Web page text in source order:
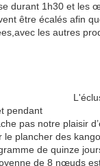
durant 1h30 et les
être écalés afin
les autres
d'accès
pendant
pas notre plaisir
le plancher des
de quinze
de 8 nœuds